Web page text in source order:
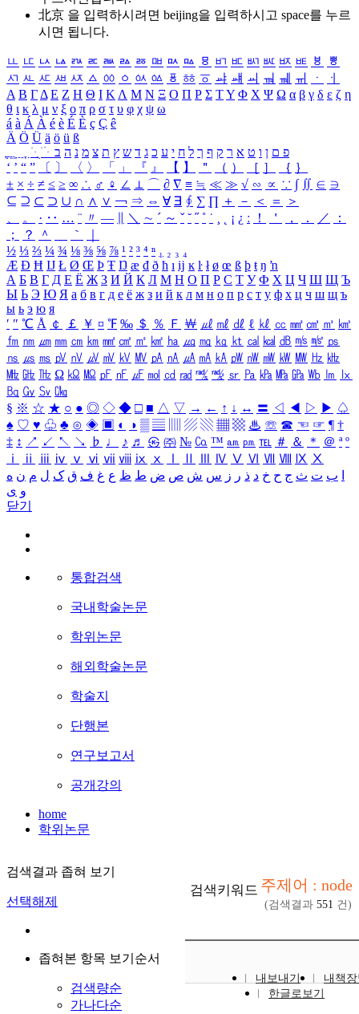
北京 을 입력하시려면 beijing을 입력하시고 space를 누르
시면 됩니다.
ㅥ ㅦ ㅧ ㅨ ㅩ ㅪ ㅫ ㅬ ㅭ ㅮ ㅯ ㅰ ㅱ ㅲ ㅳ ㅴ ㅵ ㅶ ㅷ ㅸ
ㅹ
ㅺ ㅻ ㅼ ㅽ ㅾ ㅿ ㆀ ㆁ ㆂ ㆃ ㆄ ㆅ ㆆ ㆇ ㆈ ㆉ ㆊ ㆋ ㆌ ㆍ
ㆎ
Α Β ΓΔ Ε Ζ Η Θ Ι ΚΛ Μ Ν Ξ Ο Π Ρ Σ ΤΥ Φ Χ Ψ Ω α β γ δ ε ζ η
θ ι κ λ μ ν ξ ο π ρ σ τ υ φ χ ψ ω
á à Á À é è É È ç Ç ê
Ä Ö Ü ä ö ü ß
ִֶֹ ֻּ ׁׂ פ ם ן ו ט א ר ק ף ך ל ח י ע כ ג ד ש ץ ת צ מ נ ה ב
‘ ’ “ ” 〔 〕 〈 〉 「 」 『 』 【 】 ＂ （ ） ［ ］ ｛ ｝
± × ÷ ≠ ≤ ≥ ∞ ∴ ♂ ♀ ∠ ⊥ ⌒ ∂ ∇ ≡ ≒ ≪ ≫ √ ∽ ∝ ∵ ∫ ∬ ∈ ∋
⊆ ⊇ ⊂ ⊃ ∪ ∩ ∧ ∨ ￢ ⇒ ⇔ ∀ ∃ ∮ ∑ ∏ ＋ － ＜ ＝
＞
、
。 · ‥ … ¨ 〃 ― ＼ ∼ ´ ～ ˇ ˘ ˝ ˚ ˙ ¸ ¡ ¿ ː ！ ＇ ， ． ／
：
；
？ ＾ ｀
½ ⅓ ⅔ ¼ ¾ ⅛ ⅜ ⅝ ⅞ ¹ ² ³ ⁴ ⁿ ₁ ₂ ₃ ₄
Æ Ð Ħ Ĳ Ł Ø Œ Þ Ŧ Ŋ æ đ ð ħ ı ĳ ĸ ŀ ł ø œ ß þ ŧ ŋ ŉ
А Б В Г Д Е Ё Ж З И Й К Л М Н О П Р С Т У Ф Х Ц Ч Ш Щ Ъ
Ы Ь Э Ю Я а б в г д е ё ж з и й к л м н о п р с т у ф х ц ч ш щ ъ
ы ь э ю я
′ ″ ℃ Å ￠ ￡ ￥ ¤ ℉ ‰ ＄ ％ Ｆ ￦ ㎕ ㎖ ㎗ ℓ ㎘ ㏄ ㎣ ㎤ ㎥ ㎦
㎙ ㎚ ㎛ ㎜ ㎝ ㎞ ㎟ ㎠ ㎡ ㎢ ㏊ ㎍ ㎎ ㎏ ㏏ ㎈ ㎉ ㏈ ㎧ ㎨ ㎰
㎱ ㎲ ㎳ ㎴ ㎵ ㎶ ㎷ ㎸ ㎹ ㎀ ㎁ ㎂ ㎃ ㎄ ㎺ ㎻ ㎽ ㎾ ㎿ ㎐ ㎑
㎒ ㎓ ㎔ Ω ㏀ ㏁ ㎊ ㎋ ㎌ ㏖ ㏅ ㎭ ㎮ ㎯ ㏛ ㎩ ㎪ ㎫ ㎬ ㏝ ㏐
㏓
㏃ ㏉ ㏜ ㏆
§ ※ ☆ ★ ○ ● ◎ ◇ ◆ □ ■ △ ▽ → ← ↑ ↓ ↔ 〓 ◁ ◀ ▷ ▶ ♤
♠ ♡ ♥ ♧ ♣ ⊙ ◈ ▣ ◐ ◑ ▒ ▤ ▨ ▧ ▦ ▩ ♨ ☏ ☎ ☜ ☞ ¶ †
‡ ↕ ↗ ↙ ↖ ↘ ♭ ♩ ♪ ♬ ㉿ ㈜ № ㏇ ™ ㏂ ㏘ ℡ ＃ ＆ ＊ ＠ ª º
ⅰ
ⅱ ⅲ ⅳ ⅴ ⅵ ⅶ ⅷ ⅸ ⅹ Ⅳ Ⅴ Ⅵ Ⅶ Ⅷ Ⅸ Ⅹ
ب ت ث ج ح خ د ذ ر ز س ش ص ض ط ظ ع غ ف ق ک ل م ن ه
و ی
닫기
통합검색
국내학술논문
학위논문
해외학술논문
학술지
단행본
연구보고서
공개강의
home
학위논문
검색결과 좁혀 보기
선택해제
좁혀본 항목 보기순서
검색량순
가나다순
검색키워드 주제어 : node
(검색결과 551 건)
내보내기
내책
한글로보기